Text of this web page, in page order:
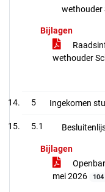
wethouder
Bijlagen
wethouder
5 Ingekomen
5.1
Bijlagen
mei 2026
104